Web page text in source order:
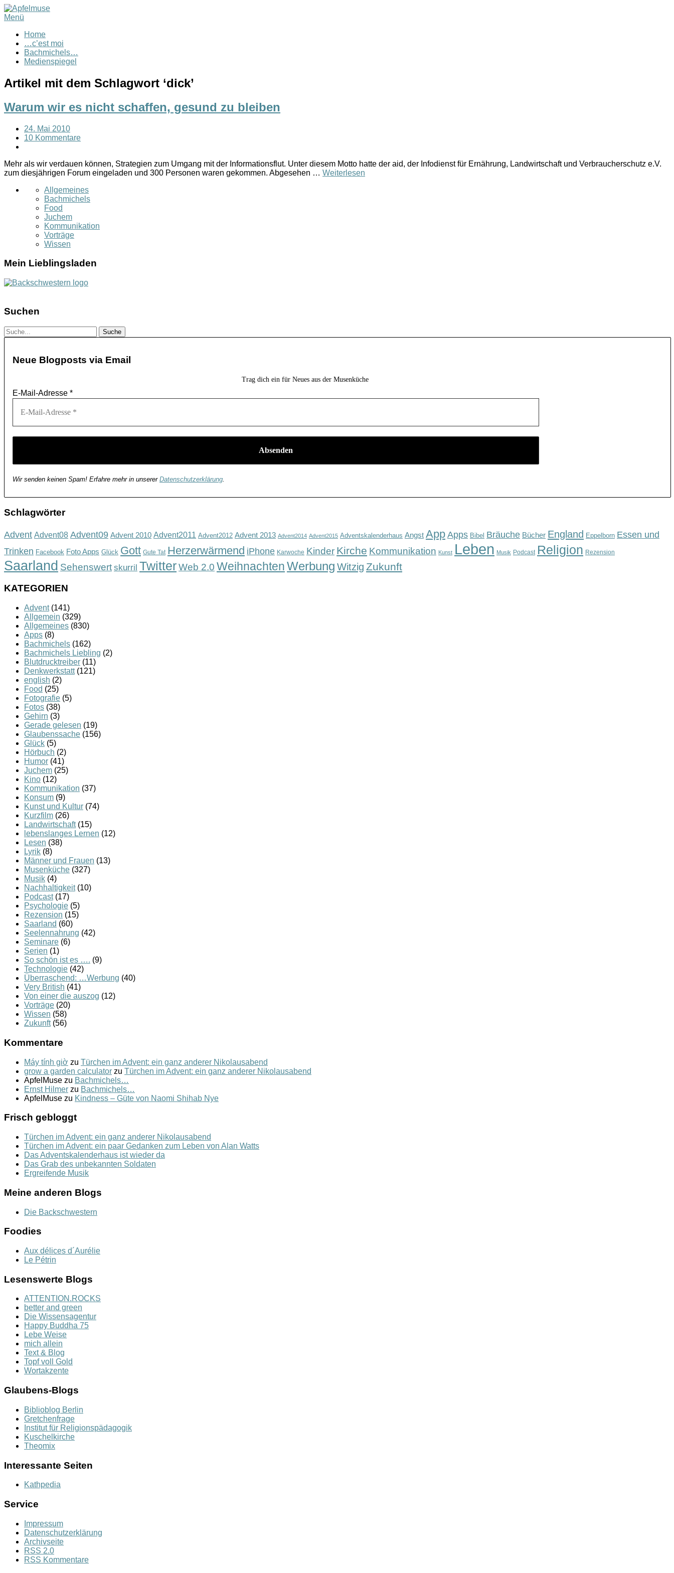
Menü
Home
…c’est moi
Bachmichels…
Medienspiegel
Artikel mit dem Schlagwort ‘dick’
Warum wir es nicht schaffen, gesund zu bleiben
24. Mai 2010
10 Kommentare
Mehr als wir verdauen können, Strategien zum Umgang mit der Informationsflut. Unter diesem Motto hatte der aid, der Infodienst für Ernährung, Landwirtschaft und Verbraucherschutz e.V.
zum diesjährigen Forum eingeladen und 300 Personen waren gekommen. Abgesehen … Weiterlesen
Allgemeines
Bachmichels
Food
Juchem
Kommunikation
Vorträge
Wissen
Mein Lieblingsladen
Suchen
Neue Blogposts via Email
Trag dich ein für Neues aus der Musenküche
E-Mail-Adresse *
Wir senden keinen Spam! Erfahre mehr in unserer Datenschutzerklärung.
Schlagwörter
Advent Advent08 Advent09 Advent 2010 Advent2011 Advent2012 Advent 2013 Advent2014 Advent2015 Adventskalenderhaus Angst App Apps Bibel Bräuche Bücher England Eppelborn Essen und
Trinken Facebook Foto Apps Glück Gott Gute Tat Herzerwärmend iPhone Karwoche Kinder Kirche Kommunikation Kunst Leben Musik Podcast Religion Rezension
Saarland Sehenswert skurril TwitterWeb 2.0 WeihnachtenWerbung Witzig Zukunft
KATEGORIEN
Advent(141)
Allgemein (329)
Allgemeines (830)
Apps (8)
Bachmichels (162)
Bachmichels Liebling (2)
Blutdrucktreiber (11)
Denkwerkstatt(121)
english (2)
Food (25)
Fotografie (5)
Fotos (38)
Gehirn (3)
Gerade gelesen (19)
Glaubenssache (156)
Glück (5)
Hörbuch (2)
Humor (41)
Juchem (25)
Kino (12)
Kommunikation (37)
Konsum (9)
Kunst und Kultur (74)
Kurzfilm (26)
Landwirtschaft(15)
lebenslanges Lernen (12)
Lesen (38)
Lyrik (8)
Männer und Frauen (13)
Musenküche (327)
Musik (4)
Nachhaltigkeit(10)
Podcast(17)
Psychologie (5)
Rezension (15)
Saarland (60)
Seelennahrung (42)
Seminare (6)
Serien (1)
So schön ist es …. (9)
Technologie (42)
Überraschend: …Werbung (40)
Very British (41)
Von einer die auszog (12)
Vorträge (20)
Wissen (58)
Zukunft(56)
Kommentare
Máy tính giờ zu Türchen im Advent: ein ganz anderer Nikolausabend
grow a garden calculator zu Türchen im Advent: ein ganz anderer Nikolausabend
ApfelMuse zu Bachmichels…
Ernst Hilmer zu Bachmichels…
ApfelMuse zu Kindness – Güte von Naomi Shihab Nye
Frisch gebloggt
Türchen im Advent: ein ganz anderer Nikolausabend
Türchen im Advent: ein paar Gedanken zum Leben von Alan Watts
Das Adventskalenderhaus ist wieder da
Das Grab des unbekannten Soldaten
Ergreifende Musik
Meine anderen Blogs
Die Backschwestern
Foodies
Aux délices d´Aurélie
Le Pétrin
Lesenswerte Blogs
ATTENTION.ROCKS
better and green
Die Wissensagentur
Happy Buddha 75
Lebe Weise
mich allein
Text & Blog
Topf voll Gold
Wortakzente
Glaubens-Blogs
Biblioblog Berlin
Gretchenfrage
Institut für Religionspädagogik
Kuschelkirche
Theomix
Interessante Seiten
Kathpedia
Service
Impressum
Datenschutzerklärung
Archivseite
RSS 2.0
RSS Kommentare